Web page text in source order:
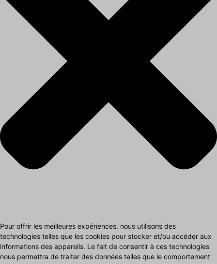
Pour offrir les meilleures expériences, nous utilisons des
technologies telles que les cookies pour stocker et/ou accéder aux
informations des appareils. Le fait de consentir à ces technologies
nous permettra de traiter des données telles que le comportement